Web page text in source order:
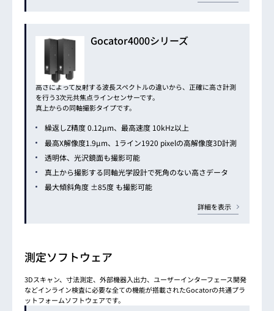
Gocator4000シリーズ
高さによって反射する波長スペクトルの違いから、正確に高さ計測
を行う3次元共焦点ラインセンサーです。
真上からの同軸撮影タイプです。
繰返しZ精度 0.12μm、最高速度 10kHz以上
最高X解像度1.9μm、1ライン1920 pixelの高解像度3D計測
透明体、光沢鏡面も撮影可能
真上から撮影する同軸光学設計で死角のない高さデータ
最大傾斜角度 ±85度 も撮影可能
詳細を表示
測定ソフトウェア
3Dスキャン、寸法測定、外部機器入出力、ユーザーインターフェース開発
などインライン検査に必要な全ての機能が搭載されたGocatorの共通プラ
ットフォームソフトウェアです。